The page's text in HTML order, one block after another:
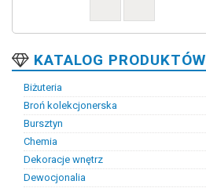
KATALOG PRODUKTÓW
Biżuteria
Artystyczna biżuteria srebrna
Biżuteria damska
Biżuteria dawna
Biżuteria dziecięca
Biżuteria inteligentna
Biżuteria miejska
Biżuteria męska
Biżuteria na zamówienie
Biżuteria rodowa
Biżuteria sakralna
Biżuteria srebrna
Biżuteria stalowa
Biżuteria stomatologiczna
Biżuteria sztuczna
Biżuteria unikatowa
Biżuteria z bursztynem
Biżuteria z diamentami
Biżuteria złota
Biżuteria ślubna
Obrączki ślubne
Broń kolekcjonerska
Bursztyn
Chemia
Chemia złotnicza
Ciecze probiercze
Kleje
Pasty i proszki do lutowania
Dekoracje wnętrz
Figurki
Lampy i plafony
Świeczniki
Dewocjonalia